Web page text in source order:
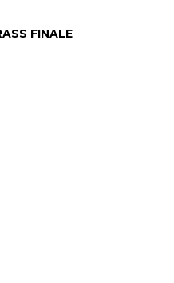
FINALE